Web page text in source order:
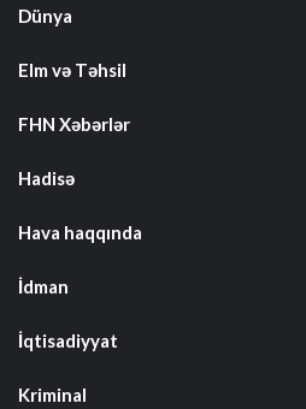
Dünya
Elm və Təhsil
FHN Xəbərlər
Hadisə
Hava haqqında
İdman
İqtisadiyyat
Kriminal